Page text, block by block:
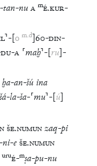
-tan-nuA mÉ.KUR-
⸣-[o m.d]60-DIN-
DU-A ⸢maḫ⸣-[ru]-
ḫa-an-šú ina
šá-la-ša-⸢mu⸣-[ú]
ŠE.NUMUNzaq-pi
-ni-eŠE.NUMUN
uruÉ-mṣa-pu-nu